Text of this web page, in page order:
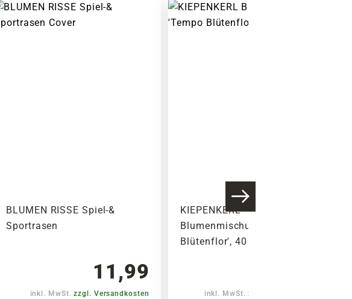
BLUMEN RISSE Spiel-&
Sportrasen
11,99
inkl. MwSt.zzgl. Versandkosten
KIEPENKERL
Blumenmischung 'Tempo
Blütenflor', 40 g
inkl. MwSt.zzgl. Versandkosten